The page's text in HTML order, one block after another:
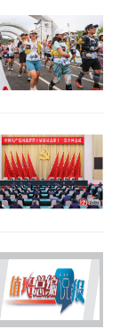
能。
商业街区
摇滚演出、
化娱乐形
等夜间旅
事，让“夜
”等业态全